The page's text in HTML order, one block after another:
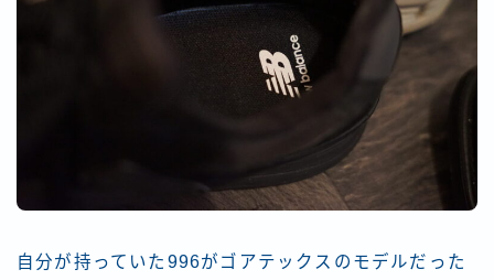
自分が持っていた996がゴアテックスのモデルだった